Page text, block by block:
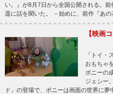
い。』が8月7日から全国公開される。
遥に話を聞いた。 －始めに、前作『あ
【映画
「トイ
おもちゃ
ボニーの
ジェシー
ド」の登場で、ボニーは画面の世界に